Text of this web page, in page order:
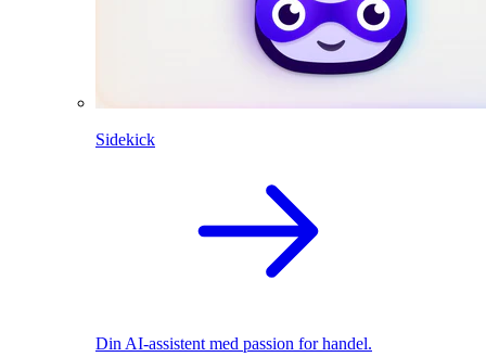
Sidekick
Din AI-assistent med passion for handel.